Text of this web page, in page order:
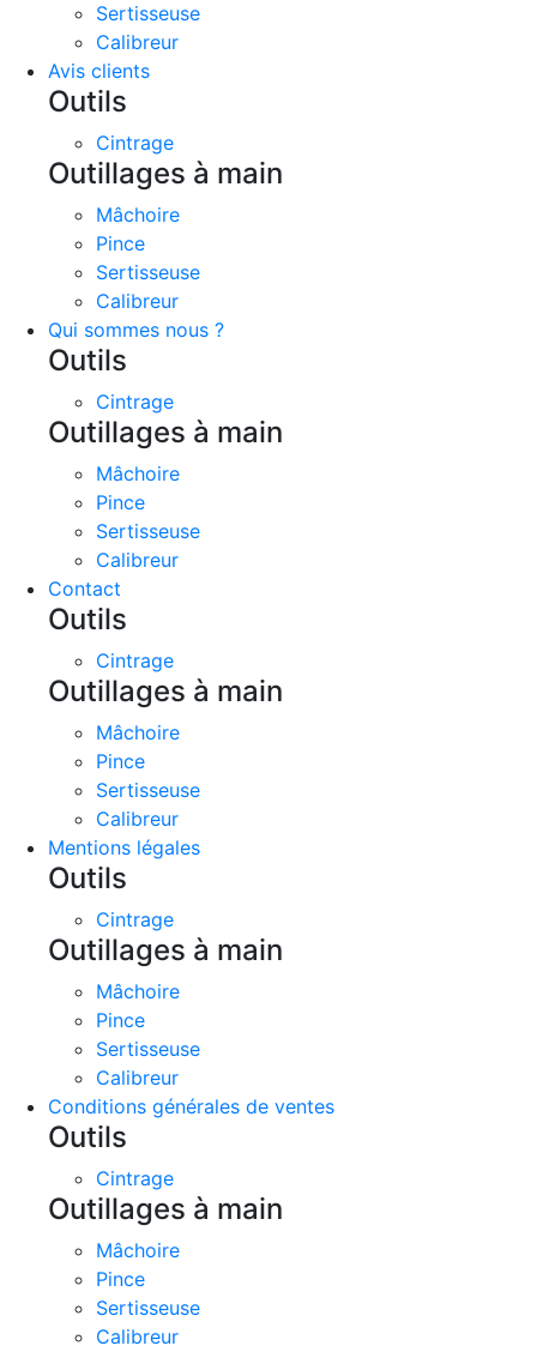
Sertisseuse
Calibreur
Avis clients
Outils
Cintrage
Outillages à main
Mâchoire
Pince
Sertisseuse
Calibreur
Qui sommes nous ?
Outils
Cintrage
Outillages à main
Mâchoire
Pince
Sertisseuse
Calibreur
Contact
Outils
Cintrage
Outillages à main
Mâchoire
Pince
Sertisseuse
Calibreur
Mentions légales
Outils
Cintrage
Outillages à main
Mâchoire
Pince
Sertisseuse
Calibreur
Conditions générales de ventes
Outils
Cintrage
Outillages à main
Mâchoire
Pince
Sertisseuse
Calibreur